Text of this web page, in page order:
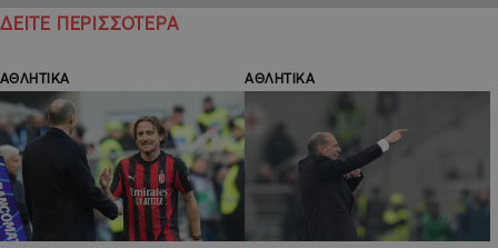
ΔΕΙΤΕ ΠΕΡΙΣΣΟΤΕΡΑ
ΑΘΛΗΤΙΚΑ ΑΘΛΗΤΙΚΑ